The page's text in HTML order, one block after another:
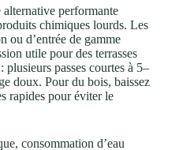
performante
chimiques lourds. Les
ou d’entrée de gamme
utile pour des terrasses
passes courtes à 5–
doux. Pour du bois, baissez
rapides pour éviter le
consommation d’eau